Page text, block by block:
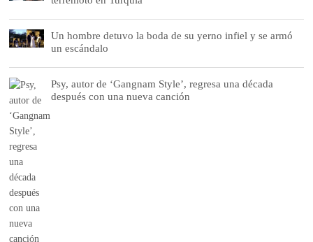
Un hombre detuvo la boda de su yerno infiel y se armó
un escándalo
Psy, autor de ‘Gangnam Style’, regresa una década
después con una nueva canción